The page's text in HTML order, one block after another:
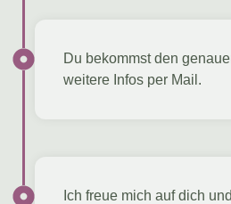
Du bekommst den
weitere Infos per Mail.
Ich freue mich auf dich